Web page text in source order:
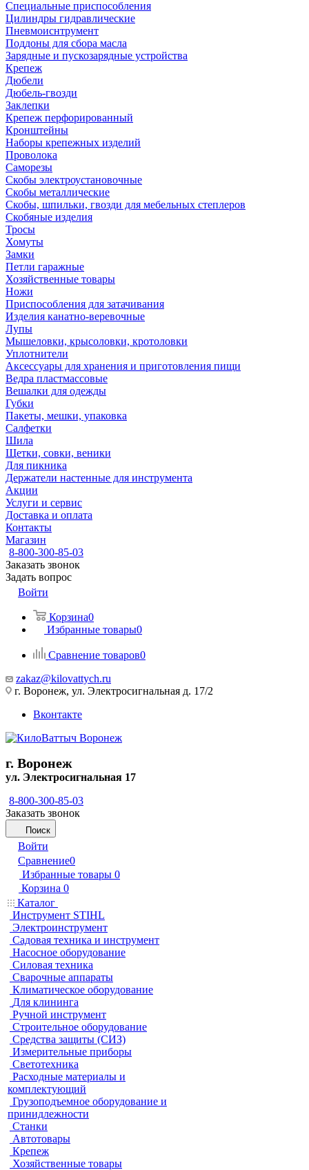
Специальные приспособления
Цилиндры гидравлические
Пневмоиснтрумент
Поддоны для сбора масла
Зарядные и пускозарядные устройства
Крепеж
Дюбели
Дюбель-гвозди
Заклепки
Крепеж перфорированный
Кронштейны
Наборы крепежных изделий
Проволока
Саморезы
Скобы электроустановочные
Скобы металлические
Скобы, шпильки, гвозди для мебельных степлеров
Скобяные изделия
Тросы
Хомуты
Замки
Петли гаражные
Хозяйственные товары
Ножи
Приспособления для затачивания
Изделия канатно-веревочные
Лупы
Мышеловки, крысоловки, кротоловки
Уплотнители
Аксессуары для хранения и приготовления пищи
Ведра пластмассовые
Вешалки для одежды
Губки
Пакеты, мешки, упаковка
Салфетки
Шила
Щетки, совки, веники
Для пикника
Держатели настенные для инструмента
Акции
Услуги и сервис
Доставка и оплата
Контакты
Магазин
8-800-300-85-03
Заказать звонок
Задать вопрос
Войти
Корзина0
Избранные товары0
Сравнение товаров0
zakaz@kilovattych.ru
г. Воронеж, ул. Электросигнальная д. 17/2
Вконтакте
г. Воронеж
ул. Электросигнальная 17
8-800-300-85-03
Заказать звонок
Поиск
Войти
Сравнение0
Избранные товары 0
Корзина 0
Каталог
Инструмент STIHL
Электроинструмент
Садовая техника и инструмент
Насосное оборудование
Силовая техника
Сварочные аппараты
Климатическое оборудование
Для клининга
Ручной инструмент
Строительное оборудование
Средства защиты (СИЗ)
Измерительные приборы
Светотехника
Расходные материалы и
комплектующий
Грузоподъемное оборудование и
принидлежности
Станки
Автотовары
Крепеж
Хозяйственные товары